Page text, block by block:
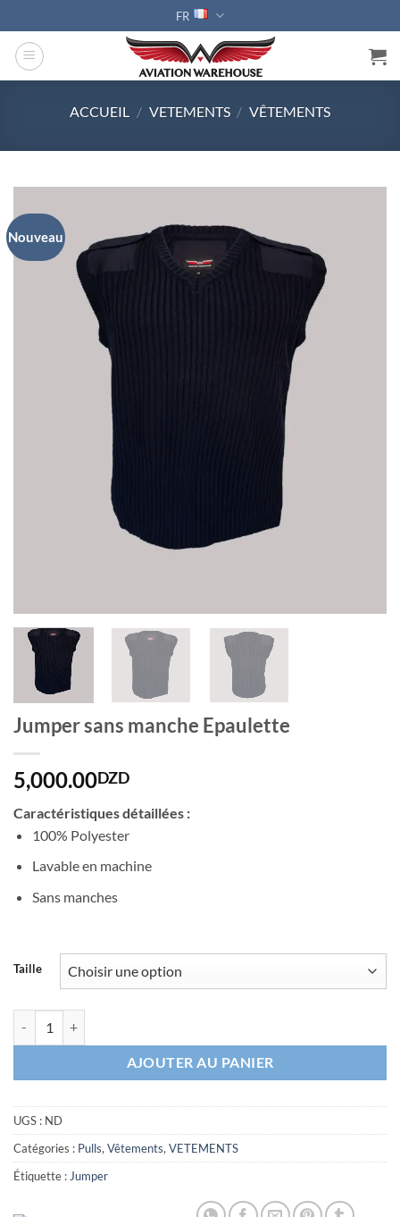
au
contenu
FR
ACCUEIL / VETEMENTS / VÊTEMENTS
Nouveau
Jumper sans manche Epaulette
5,000.00DZD
Caractéristiques détaillées :
100% Polyester
Lavable en machine
Sans manches
Taille
AJOUTER AU PANIER
UGS : ND
Catégories : Pulls, Vêtements, VETEMENTS
Étiquette : Jumper